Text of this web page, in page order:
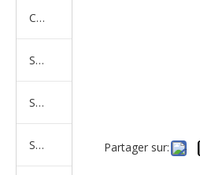
Camion Shacman Série
Série de camions SAIC-lveco Hongyan
Série de camions Foton Auman
Série de camions FAW Jiefang Partager sur: